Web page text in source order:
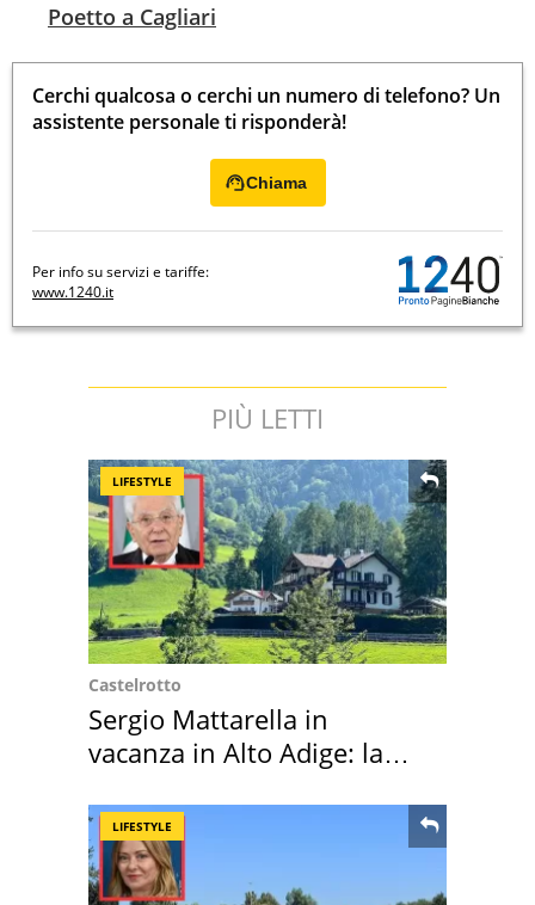
Poetto a Cagliari
Cerchi qualcosa o cerchi un numero di telefono? Un
assistente personale ti risponderà!
Chiama
Per info su servizi e tariffe:
www.1240.it
PIÙ LETTI
LIFESTYLE
Castelrotto
Sergio Mattarella in
vacanza in Alto Adige: la
LIFESTYLE